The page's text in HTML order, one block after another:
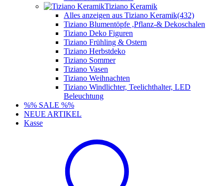
Tiziano Keramik
Alles anzeigen aus Tiziano Keramik(432)
Tiziano Blumentöpfe ,Pflanz-& Dekoschalen
Tiziano Deko Figuren
Tiziano Frühling & Ostern
Tiziano Herbstdeko
Tiziano Sommer
Tiziano Vasen
Tiziano Weihnachten
Tiziano Windlichter, Teelichthalter, LED
Beleuchtung
%% SALE %%
NEUE ARTIKEL
Kasse